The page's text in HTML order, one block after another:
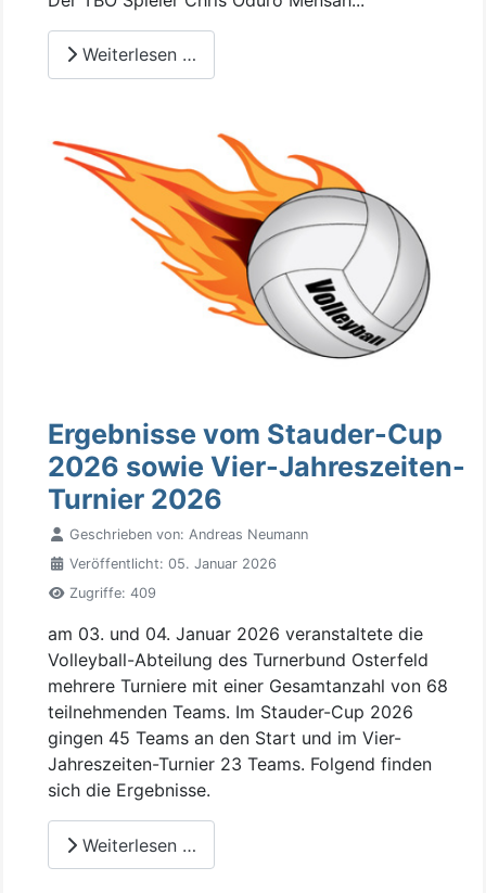
Weiterlesen …
Ergebnisse vom Stauder-Cup
2026 sowie Vier-Jahreszeiten-
Turnier 2026
Geschrieben von: Andreas Neumann
Veröffentlicht: 05. Januar 2026
Zugriffe: 409
am 03. und 04. Januar 2026 veranstaltete die
Volleyball-Abteilung des Turnerbund Osterfeld
mehrere Turniere mit einer Gesamtanzahl von 68
teilnehmenden Teams. Im Stauder-Cup 2026
gingen 45 Teams an den Start und im Vier-
Jahreszeiten-Turnier 23 Teams. Folgend finden
sich die Ergebnisse.
Weiterlesen …